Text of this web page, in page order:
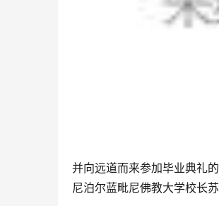
并向远道而来参加毕业典礼
尼泊尔蓝毗尼佛教大学校长